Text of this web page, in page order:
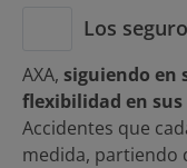
Los
AXA, siguiendo en
flexibilidad en sus
Accidentes que
medida, partiendo